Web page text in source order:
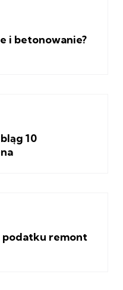
i betonowanie?
10
podatku remont